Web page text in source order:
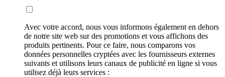
Avec votre accord, nous vous informons également en dehors
de notre site web sur des promotions et vous affichons des
produits pertinents. Pour ce faire, nous comparons vos
données personnelles cryptées avec les fournisseurs externes
suivants et utilisons leurs canaux de publicité en ligne si vous
utilisez déjà leurs services :